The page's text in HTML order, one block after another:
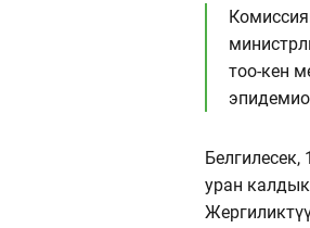
тоо-кен
уран